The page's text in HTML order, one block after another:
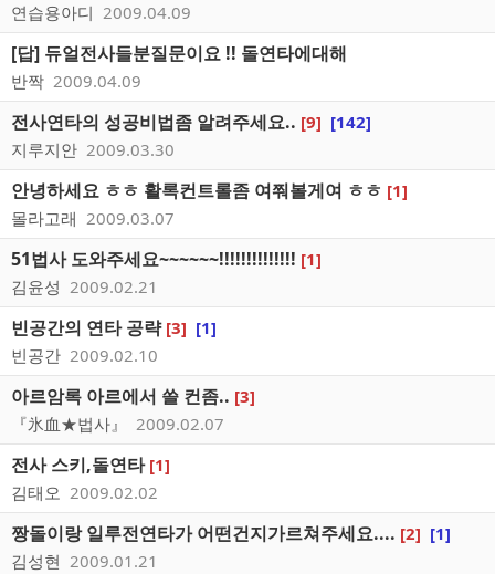
연습용아디 2009.04.09
[답] 듀얼전사들분질문이요 !! 돌연타에대해
반짝 2009.04.09
전사연타의 성공비법좀 알려주세요.. [9] [142]
지루지안 2009.03.30
안녕하세요 ㅎㅎ 활록컨트롤좀 여쭤볼게여 ㅎㅎ [1]
몰라고래 2009.03.07
51법사 도와주세요~~~~~~!!!!!!!!!!!!!! [1]
김윤성 2009.02.21
빈공간의 연타 공략 [3] [1]
빈공간 2009.02.10
아르암록 아르에서 쓸 컨좀.. [3]
『氷血★법사』
2009.02.07
전사 스키,돌연타 [1]
김태오 2009.02.02
짱돌이랑 일루전연타가 어떤건지가르쳐주세요.... [2] [1]
김성현 2009.01.21